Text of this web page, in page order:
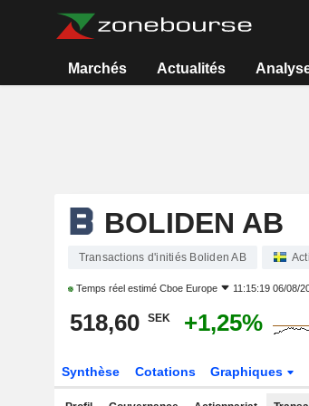
Marchés Actualités
BOLIDEN AB
Transactions d'initiés Boliden AB
Temps réel estimé Cboe Europe 11:15:19 06/08/
518,60 SEK +1,25%
Synthèse Cotations Graphiques